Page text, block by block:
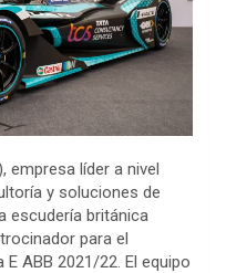
empresa líder a nivel
y soluciones de
escudería británica
para el
ABB 2021/22. El equipo